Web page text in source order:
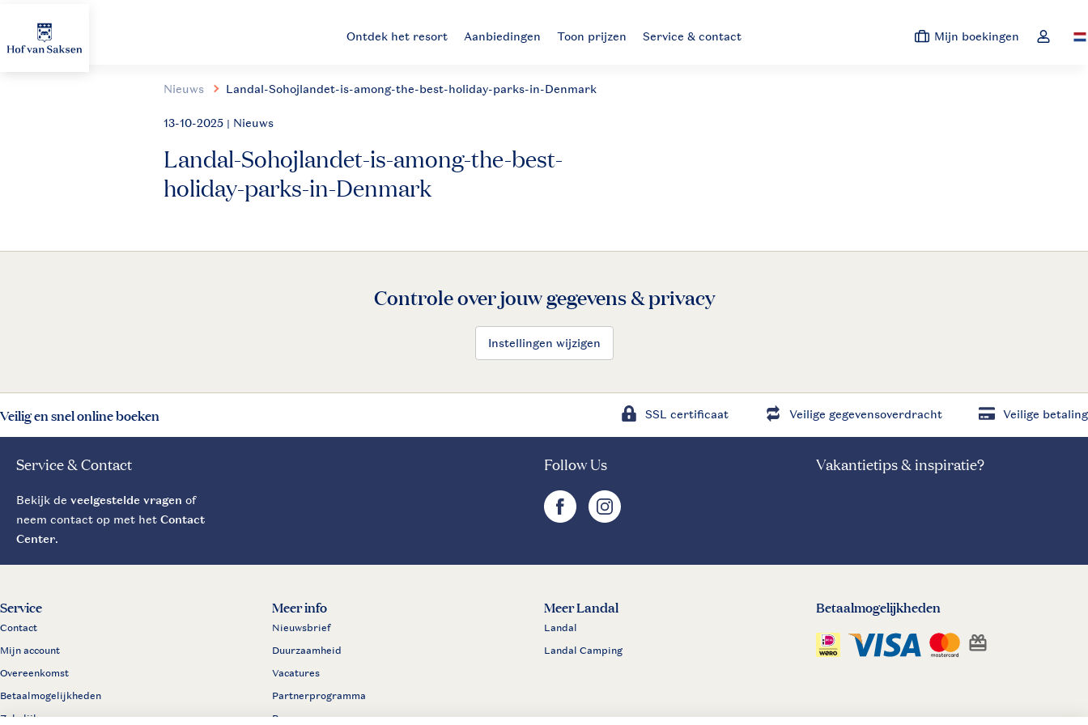
Ontdek het resort Aanbiedingen Toon prijzen Service & contact Mijn boekingen Open
Nieuws Landal-Sohojlandet-is-among-the-best-holiday-parks-in-Denmark
13-10-2025 | Nieuws
Landal-Sohojlandet-is-among-the-best-
holiday-parks-in-Denmark
Controle over jouw gegevens & privacy
Instellingen wijzigen
Veilig en snel online boeken SSL certificaat Veilige gegevensoverdracht Veilige betaling
Service & Contact
Bekijk de veelgestelde vragen of
neem contact op met het Contact
Center.
Follow Us
facebookinstagram
Vakantietips & inspiratie?
Service
Contact
Mijn account
Overeenkomst
Betaalmogelijkheden
Zakelijk
Meer info
Nieuwsbrief
Duurzaamheid
Vacatures
Partnerprogramma
Pers
Meer Landal
Landal
Landal Camping
Betaalmogelijkheden